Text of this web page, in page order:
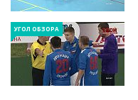
УГОЛ ОБЗОРА